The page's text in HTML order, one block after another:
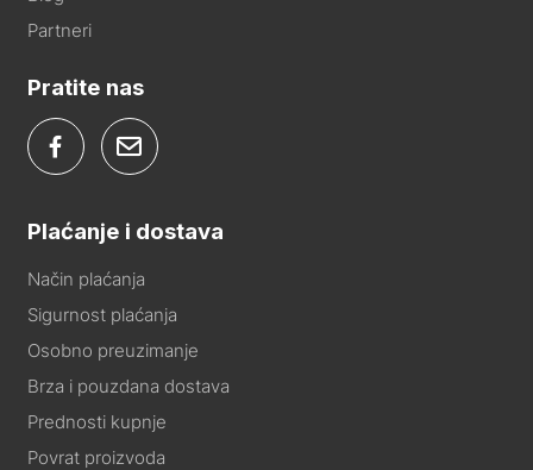
Partneri
Pratite nas
Plaćanje i dostava
Način plaćanja
Sigurnost plaćanja
Osobno preuzimanje
Brza i pouzdana dostava
Prednosti kupnje
Povrat proizvoda